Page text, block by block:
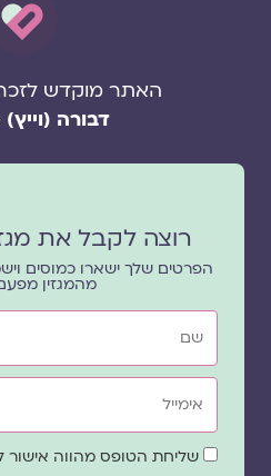
האתר מוקדש
דבורה (וייץ)
רוצה לקבל את
הפרטים שלך ישארו כמוסים
מהמגזין
שם
אימייל
שדה
הסכמה
שליחת הטופס מהווה אישור